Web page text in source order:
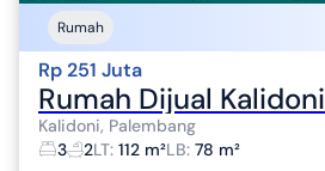
Rumah
Rp 251 Juta
Rumah Dijual Kalidoni
Kalidoni, Palembang
3
2LT: 112 m²LB: 78 m²